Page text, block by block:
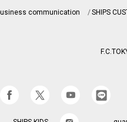
communication SHIPS